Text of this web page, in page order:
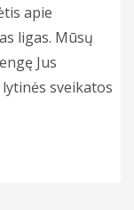
apie
ligas. Mūsų
Jus
sveikatos